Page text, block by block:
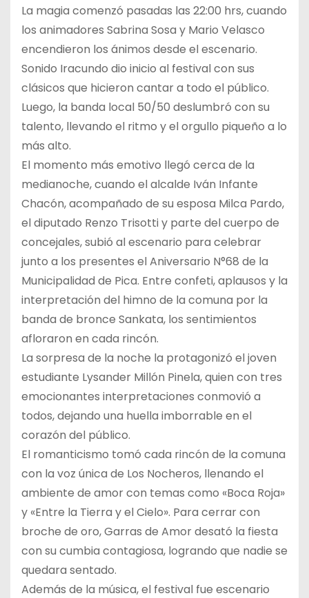
La magia comenzó pasadas las 22:00 hrs, cuando
los animadores Sabrina Sosa y Mario Velasco
encendieron los ánimos desde el escenario.
Sonido Iracundo dio inicio al festival con sus
clásicos que hicieron cantar a todo el público.
Luego, la banda local 50/50 deslumbró con su
talento, llevando el ritmo y el orgullo piqueño a lo
más alto.
El momento más emotivo llegó cerca de la
medianoche, cuando el alcalde Iván Infante
Chacón, acompañado de su esposa Milca Pardo,
el diputado Renzo Trisotti y parte del cuerpo de
concejales, subió al escenario para celebrar
junto a los presentes el Aniversario N°68 de la
Municipalidad de Pica. Entre confeti, aplausos y la
interpretación del himno de la comuna por la
banda de bronce Sankata, los sentimientos
afloraron en cada rincón.
La sorpresa de la noche la protagonizó el joven
estudiante Lysander Millón Pinela, quien con tres
emocionantes interpretaciones conmovió a
todos, dejando una huella imborrable en el
corazón del público.
El romanticismo tomó cada rincón de la comuna
con la voz única de Los Nocheros, llenando el
ambiente de amor con temas como «Boca Roja»
y «Entre la Tierra y el Cielo». Para cerrar con
broche de oro, Garras de Amor desató la fiesta
con su cumbia contagiosa, logrando que nadie se
quedara sentado.
Además de la música, el festival fue escenario